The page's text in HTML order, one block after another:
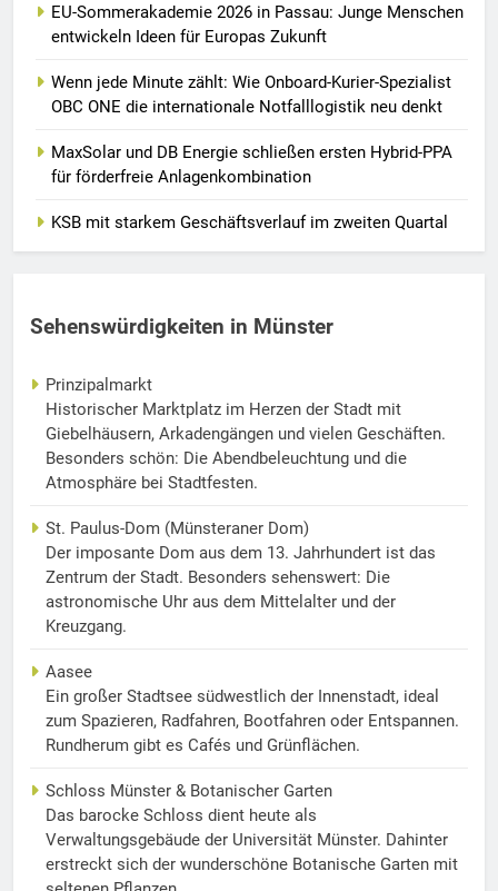
EU-Sommerakademie 2026 in Passau: Junge Menschen
entwickeln Ideen für Europas Zukunft
Wenn jede Minute zählt: Wie Onboard-Kurier-Spezialist
OBC ONE die internationale Notfalllogistik neu denkt
MaxSolar und DB Energie schließen ersten Hybrid-PPA
für förderfreie Anlagenkombination
KSB mit starkem Geschäftsverlauf im zweiten Quartal
Sehenswürdigkeiten in Münster
Prinzipalmarkt
Historischer Marktplatz im Herzen der Stadt mit
Giebelhäusern, Arkadengängen und vielen Geschäften.
Besonders schön: Die Abendbeleuchtung und die
Atmosphäre bei Stadtfesten.
St. Paulus-Dom (Münsteraner Dom)
Der imposante Dom aus dem 13. Jahrhundert ist das
Zentrum der Stadt. Besonders sehenswert: Die
astronomische Uhr aus dem Mittelalter und der
Kreuzgang.
Aasee
Ein großer Stadtsee südwestlich der Innenstadt, ideal
zum Spazieren, Radfahren, Bootfahren oder Entspannen.
Rundherum gibt es Cafés und Grünflächen.
Schloss Münster & Botanischer Garten
Das barocke Schloss dient heute als
Verwaltungsgebäude der Universität Münster. Dahinter
erstreckt sich der wunderschöne Botanische Garten mit